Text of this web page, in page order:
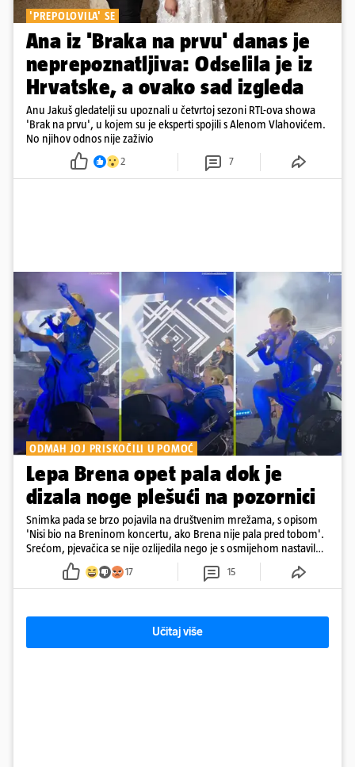
'PREPOLOVILA' SE
Ana iz 'Braka na prvu' danas je
neprepoznatljiva: Odselila je iz
Hrvatske, a ovako sad izgleda
Anu Jakuš gledatelji su upoznali u četvrtoj sezoni RTL-ova showa
'Brak na prvu', u kojem su je eksperti spojili s Alenom Vlahovićem.
No njihov odnos nije zaživio
2 7
ODMAH JOJ PRISKOČILI U POMOĆ
Lepa Brena opet pala dok je
dizala noge plešući na pozornici
Snimka pada se brzo pojavila na društvenim mrežama, s opisom
'Nisi bio na Breninom koncertu, ako Brena nije pala pred tobom'.
Srećom, pjevačica se nije ozlijedila nego je s osmijehom nastavila
17 15
Učitaj više